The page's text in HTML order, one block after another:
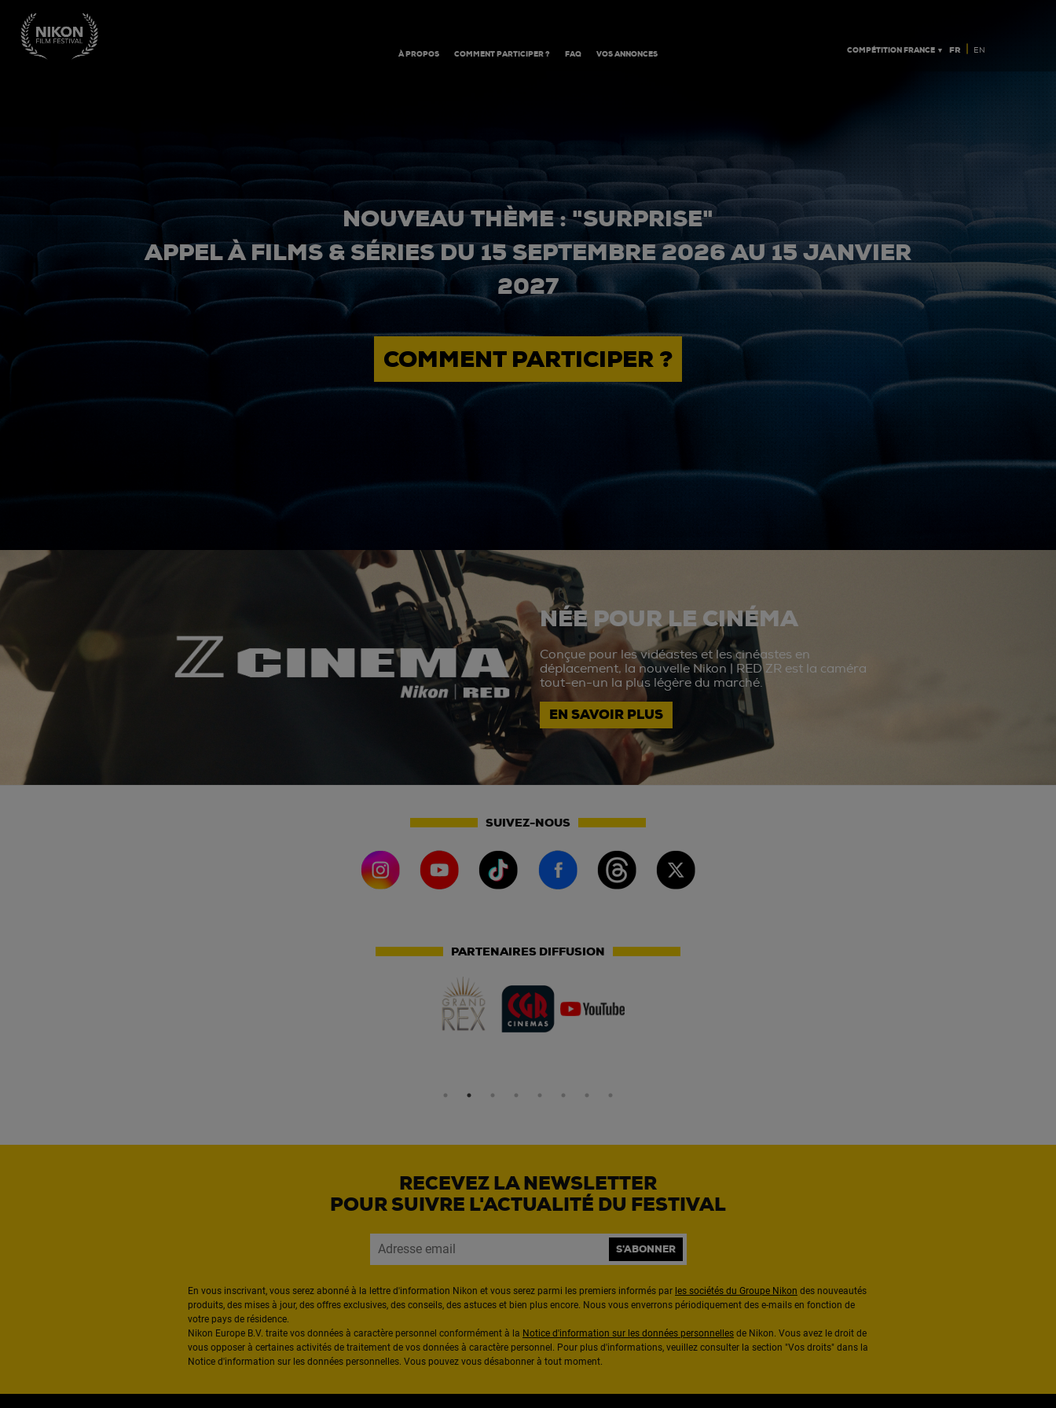
À PROPOS COMMENT PARTICIPER ? FAQ VOS ANNONCES COMPÉTITION FRANCE ▼ FR | EN
NOUVEAU THÈME : "SURPRISE"
APPEL À FILMS & SÉRIES DU 15 SEPTEMBRE 2026 AU 15 JANVIER
2027
COMMENT PARTICIPER ?
NÉE POUR LE CINÉMA
Conçue pour les vidéastes et les cinéastes en
déplacement, la nouvelle Nikon | RED ZR est la caméra
tout-en-un la plus légère du marché.
EN SAVOIR PLUS
SUIVEZ-NOUS
PARTENAIRES DIFFUSION
RECEVEZ LA NEWSLETTER
POUR SUIVRE L'ACTUALITÉ DU FESTIVAL
S'ABONNER
En vous inscrivant, vous serez abonné à la lettre d'information Nikon et vous serez parmi les premiers informés par les sociétés du Groupe Nikon des nouveautés
produits, des mises à jour, des offres exclusives, des conseils, des astuces et bien plus encore. Nous vous enverrons périodiquement des e-mails en fonction de
votre pays de résidence.
Nikon Europe B.V. traite vos données à caractère personnel conformément à la Notice d'information sur les données personnelles de Nikon. Vous avez le droit de
vous opposer à certaines activités de traitement de vos données à caractère personnel. Pour plus d'informations, veuillez consulter la section "Vos droits" dans la
Notice d'information sur les données personnelles. Vous pouvez vous désabonner à tout moment.